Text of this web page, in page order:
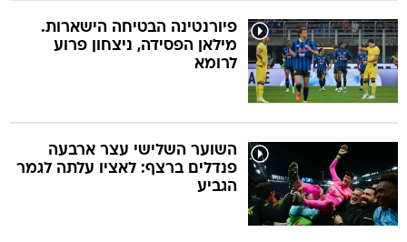
פיורנטינה הבטיחה הישארות.
מילאן הפסידה, ניצחון פרוע
לרומא
השוער השלישי עצר ארבעה
פנדלים ברצף: לאציו עלתה לגמר
הגביע